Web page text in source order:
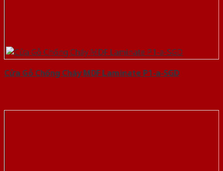
Cửa Gỗ Chống Cháy MDF Laminate P1-a-SGD